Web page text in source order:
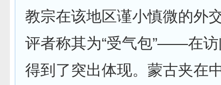
教宗在该地区谨小慎微的
评者称其为“受气包”——在
得到了突出体现。蒙古夹在